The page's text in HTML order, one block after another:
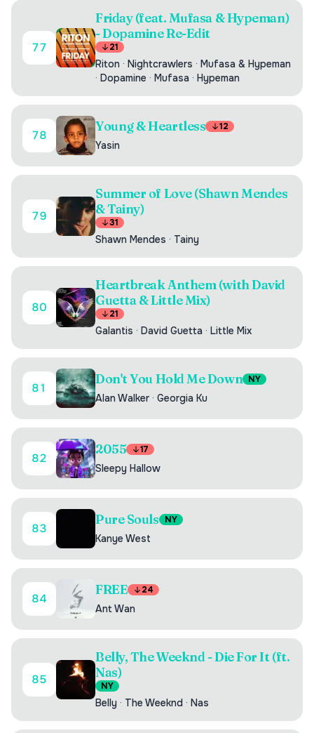
77
Friday (feat. Mufasa & Hypeman)
- Dopamine Re-Edit
21
Riton · Nightcrawlers · Mufasa & Hypeman
· Dopamine · Mufasa · Hypeman
78
Young & Heartless 12
Yasin
79
Summer of Love (Shawn Mendes
& Tainy)
31
Shawn Mendes · Tainy
80
Heartbreak Anthem (with David
Guetta & Little Mix)
21
Galantis · David Guetta · Little Mix
81
Don't You Hold Me Down NY
Alan Walker · Georgia Ku
82
2055 17
Sleepy Hallow
83
Pure Souls NY
Kanye West
84
FREE 24
Ant Wan
85
Belly, The Weeknd - Die For It (ft.
Nas)
NY
Belly · The Weeknd · Nas